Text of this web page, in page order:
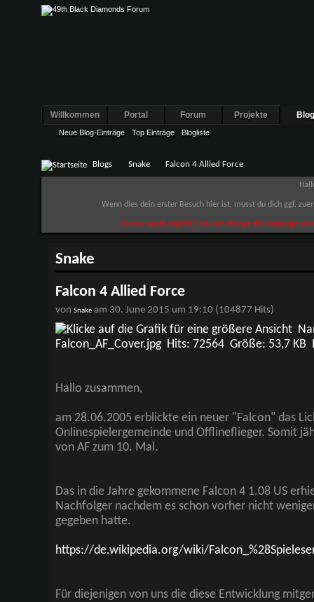
Willkommen Portal Forum Projekte
Neue Blog-Einträge Top Einträge Blogliste
Blogs Snake Falcon 4 Allied Force
Wenn dies dein erster Besuch hier ist, musst du dich ggf.
Do you speak english? You can change the language
Snake
Falcon 4 Allied Force
von Snakeam 30. June 2015 um 19:10 (104877 Hits)
Hallo zusammen,
am 28.06.2005 erblickte ein neuer "Falcon" das
Onlinespielergemeinde und Offlineflieger. Somit
von AF zum 10. Mal.
Das in die Jahre gekommene Falcon 4 1.08 US
Nachfolger nachdem es schon vorher nicht
gegeben hatte.
https://de.wikipedia.org/wiki/
Für diejenigen von uns die diese Entwicklung